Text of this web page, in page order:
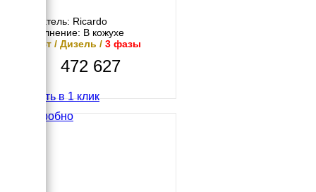
Двигатель: Ricardo
Исполнение: В кожухе
20 кВт / Дизель / 3 фазы
472 627
Купить в 1 клик
Подробно